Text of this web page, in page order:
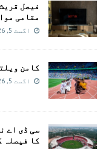
فیصل
مقامی
اگست 5, 2026
کامن
اگست 5, 2026
سی ڈی اے
کا فیصلہ